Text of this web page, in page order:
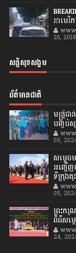
អាមេរិ
26, 2018
សន្តិសុខសង្គម
ព័ត៌មានជាតិ
មន្ត្រីជ
បញ្ចប់
05,
សម្តេ
អញ្ជើញ
ទីក្រុង
05,
ព្រះករុ
ពិធីសម្ព
24,